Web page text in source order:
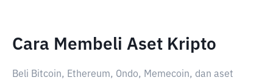
Cara Membeli Aset Kripto
Beli Bitcoin, Ethereum, Ondo, Memecoin, dan aset